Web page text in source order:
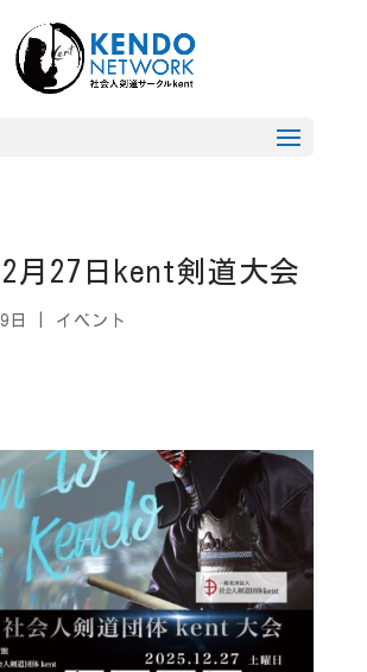
月27日kent剣道大会
日 イベント